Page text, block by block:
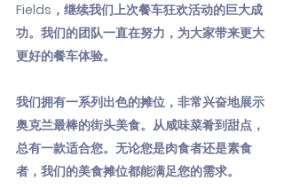
Fields，继续我们上次餐车狂欢活动的巨大成
功。我们的团队一直在努力，为大家带来更大
更好的餐车体验。
我们拥有一系列出色的摊位，非常兴奋地展示
奥克兰最棒的街头美食。从咸味菜肴到甜点，
总有一款适合您。无论您是肉食者还是素食
者，我们的美食摊位都能满足您的需求。